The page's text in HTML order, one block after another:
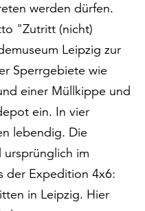
werden dürfen.
"Zutritt (nicht)
Leipzig zur
Sperrgebiete wie
einer Müllkippe und
ein. In vier
lebendig. Die
ursprünglich im
der Expedition 4x6:
in Leipzig. Hier